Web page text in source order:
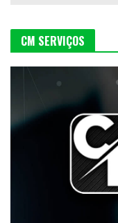
CM SERVIÇOS